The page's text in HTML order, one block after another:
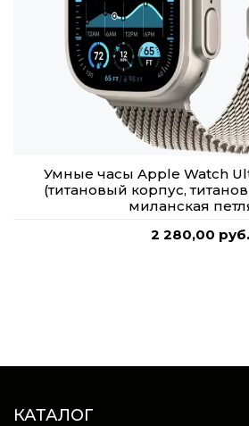
Умные часы Apple Watch
(титановый корпус,
миланская
2 280,00 руб.
КАТАЛОГ